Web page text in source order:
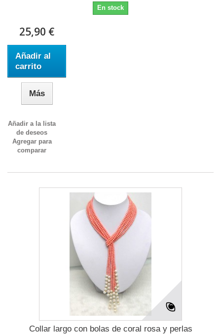
En stock
25,90 €
Añadir al
carrito
Más
Añadir a la lista
de deseos
Agregar para
comparar
Collar largo con bolas de coral rosa y perlas